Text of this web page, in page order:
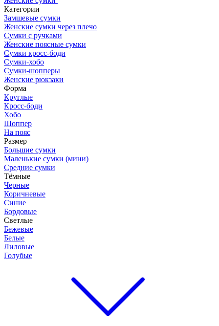
Категории
Замшевые сумки
Женские сумки через плечо
Сумки с ручками
Женские поясные сумки
Сумки кросс-боди
Сумки-хобо
Сумки-шопперы
Женские рюкзаки
Форма
Круглые
Кросс-боди
Хобо
Шоппер
На пояс
Размер
Большие сумки
Маленькие сумки (мини)
Средние сумки
Тёмные
Черные
Коричневые
Синие
Бордовые
Светлые
Бежевые
Белые
Лиловые
Голубые